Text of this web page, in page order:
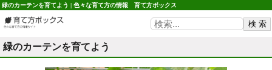
緑のカーテンを育てよう | 色々な育て方の情報 育て方ボックス
緑のカーテンを育てよう